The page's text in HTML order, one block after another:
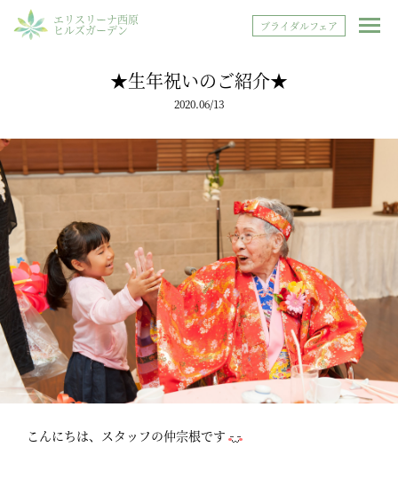
エリスリーナ西原
ヒルズガーデン ブライダルフェア
★生年祝いのご紹介★
2020.06/13
こんにちは、スタッフの仲宗根です